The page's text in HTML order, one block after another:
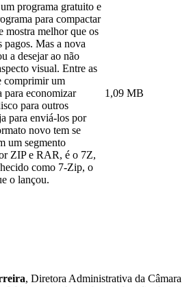
programa gratuito e
para compactar
mostra melhor que os
pagos. Mas a nova
a desejar ao não
visual. Entre as
comprimir um
para economizar
para outros
para enviá-los por
novo tem se
um segmento
ZIP e RAR, é o 7Z,
como 7-Zip, o
o lançou.
1,09 MB
, Diretora Administrativa da Câmara